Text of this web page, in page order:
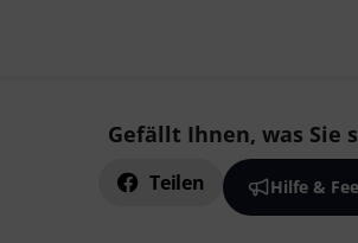
Gefällt Ihnen, was Sie
Teilen Hilfe &